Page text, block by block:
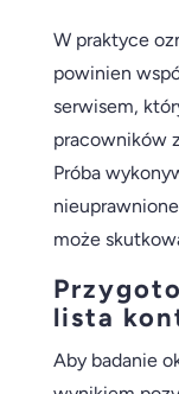
W praktyce
powinien
serwisem,
pracowników
Próba
może
lista
Aby badanie